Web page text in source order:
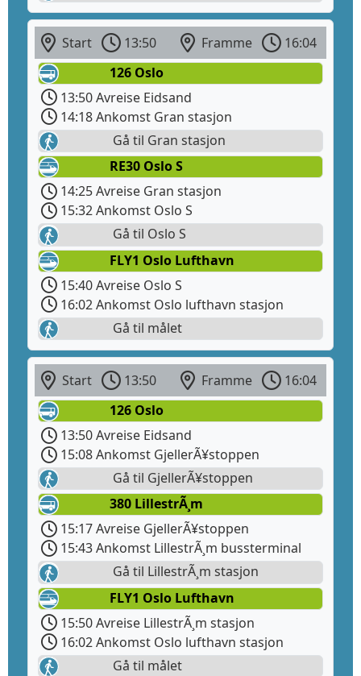
Start 13:50 Framme
16:04
126 Oslo
13:50 Avreise Eidsand
14:18 Ankomst Gran stasjon
Gå til Gran stasjon
RE30 Oslo S
14:25 Avreise Gran stasjon
15:32 Ankomst Oslo S
Gå til Oslo S
FLY1 Oslo Lufthavn
15:40 Avreise Oslo S
16:02 Ankomst Oslo lufthavn stasjon
Gå til målet
Start 13:50 Framme
16:04
126 Oslo
13:50 Avreise Eidsand
15:08 Ankomst GjellerÃ¥stoppen
Gå til GjellerÃ¥stoppen
380 LillestrÃ¸m
15:17 Avreise GjellerÃ¥stoppen
15:43 Ankomst LillestrÃ¸m bussterminal
Gå til LillestrÃ¸m stasjon
FLY1 Oslo Lufthavn
15:50 Avreise LillestrÃ¸m stasjon
16:02 Ankomst Oslo lufthavn stasjon
Gå til målet